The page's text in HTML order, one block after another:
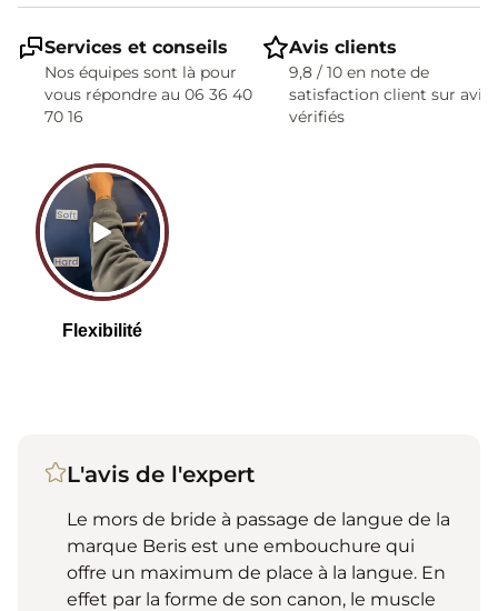
Services et conseils
Nos équipes sont là pour
vous répondre au 06 36 40
70 16
Avis clients
9,8 / 10 en note de
satisfaction client sur avis
vérifiés
L'avis de l'expert
Le mors de bride à passage de langue de la
marque Beris est une embouchure qui
offre un maximum de place à la langue. En
effet par la forme de son canon, le muscle